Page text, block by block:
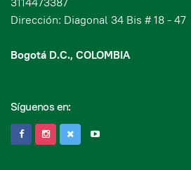
Dirección: Diagonal 34 Bis # 18 - 47
Bogotá D.C., COLOMBIA
Síguenos en: